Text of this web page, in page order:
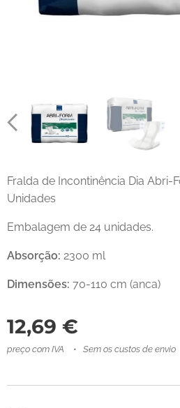
Fralda de Incontinência Dia Abri-
Unidades
Embalagem de 24 unidades.
Absorção: 2300 ml
Dimensões: 70-110 cm (anca)
12,69 €
preço com IVA Sem os custos de envio